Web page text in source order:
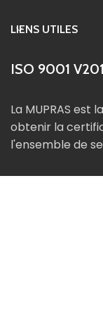
LIENS UTILES
ISO 9001
La MUPRAS
obtenir la
l'ensemble de